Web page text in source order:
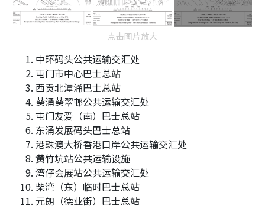
点击图片放大
中环码头公共运输交汇处
屯门市中心巴士总站
西贡北潭涌巴士总站
葵涌葵翠邨公共运输交汇处
屯门友爱（南）巴士总站
东涌发展码头巴士总站
港珠澳大桥香港口岸公共运输交汇处
黄竹坑站公共运输设施
湾仔会展站公共运输交汇处
柴湾（东）临时巴士总站
元朗（德业街）巴士总站